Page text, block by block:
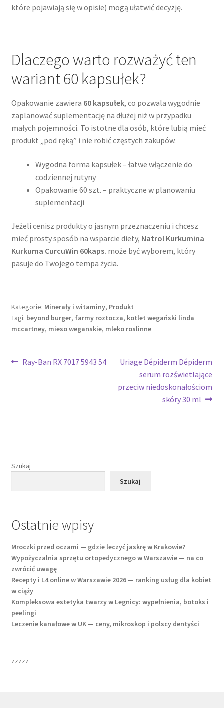
które pojawiają się w opisie) mogą ułatwić decyzję.
Dlaczego warto rozważyć ten
wariant 60 kapsułek?
Opakowanie zawiera 60 kapsułek, co pozwala wygodnie
zaplanować suplementację na dłużej niż w przypadku
małych pojemności. To istotne dla osób, które lubią mieć
produkt „pod ręką” i nie robić częstych zakupów.
Wygodna forma kapsułek – łatwe włączenie do
codziennej rutyny
Opakowanie 60 szt. – praktyczne w planowaniu
suplementacji
Jeżeli cenisz produkty o jasnym przeznaczeniu i chcesz
mieć prosty sposób na wsparcie diety, Natrol Kurkumina
Kurkuma CurcuWin 60kaps. może być wyborem, który
pasuje do Twojego tempa życia.
Kategorie: Minerały i witaminy, Produkt
Tagi: beyond burger, farmy roztocza, kotlet wegański linda
mccartney, mieso weganskie, mleko roslinne
Nawigacja
Poprzedni
Ray-Ban RX 7017 5943 54
Następny
Uriage Dépiderm Dépiderm
serum rozświetlające
przeciw niedoskonałościom
skóry 30 ml
Szukaj
Szukaj
Ostatnie wpisy
Mroczki przed oczami — gdzie leczyć jaskrę w Krakowie?
Wypożyczalnia sprzętu ortopedycznego w Warszawie — na co
zwrócić uwagę
Recepty i L4 online w Warszawie 2026 — ranking usług dla kobiet
w ciąży
Kompleksowa estetyka twarzy w Legnicy: wypełnienia, botoks i
peelingi
Leczenie kanałowe w UK — ceny, mikroskop i polscy dentyści
zzzzz